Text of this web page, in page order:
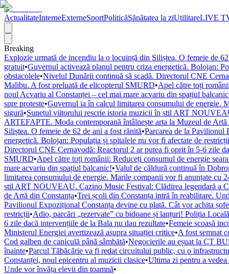
ActualitateInterneExterneSportPoliticăSănătatea la ziUtilitareLIVE
Breaking
Explozie urmată de incendiu la o locuință din Siliștea. O femeie de
gratuit•Guvernul activează planul pentru criza energetică. Bolojan:
obstacolele•Nivelul Dunării continuă să scadă. Directorul CNE
Malibu. A fost preluată de elicopterul SMURD•Apel către toți
noul Acvariu al Constanței – cel mai mare acvariu din spațiul
spre proteste•Guvernul ia în calcul limitarea consumului de energie.
sigură•Sunetul viitorului rescrie istoria muzicii în stil ART
ARTEFAPTE. Moda contemporană întâlnește arta la Muzeul de Artă
Siliștea. O femeie de 62 de ani a fost rănită•Parcarea de la Pavilionul
energetică. Bolojan: Populația și spitalele nu vor fi afectate de restricții
Directorul CNE Cernavodă: Reactorul 2 ar putea fi oprit în 5-6 zile
SMURD•Apel către toți românii: Reduceți consumul de energie
mare acvariu din spațiul balcanic!•Valul de căldură continuă în
limitarea consumului de energie. Marile companii vor fi anunțate cu
stil ART NOUVEAU. Cazino Music Festival: Clădirea legendară a
de Artă din Constanța•Trei școli din Constanța intră în reabilitare.
Pavilionul Expozițional Constanța devine cu plată. Cât vor achita
restricții•Adio, parcări „rezervate” cu bidoane și lanțuri! Poliția
6 zile dacă intervențiile de la Bala nu dau rezultate•Femeie scoasă
Ministerul Energiei avertizează asupra situației critice•A fost semnat
Cod galben de caniculă până sâmbătă•Negocierile au eșuat la CT
înainte•Parcul Tăbăcărie va fi redat circuitului public, cu o
Constanței, noul epicentru al muzicii clasice•Ultima zi pentru a
Unde vor învăța elevii din toamnă•